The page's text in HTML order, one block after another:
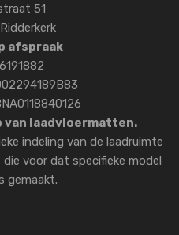
51
afspraak
van laadvloermatten.
indeling van de laadruimte
voor dat specifieke model
gemaakt.